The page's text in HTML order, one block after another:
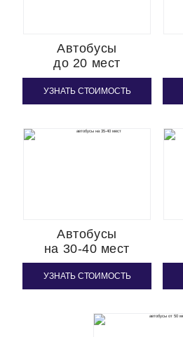
Автобусы
до 20 мест
УЗНАТЬ СТОИМОСТЬ
Автобусы
на 30-40 мест
УЗНАТЬ СТОИМОСТЬ